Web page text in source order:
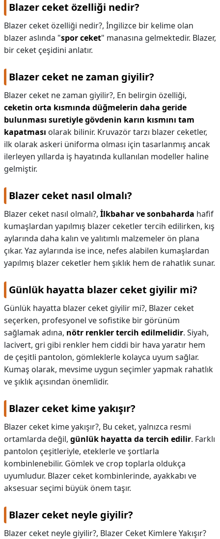
Blazer ceket özelliği nedir?
Blazer ceket özelliği nedir?, İngilizce bir kelime olan
blazer aslında "spor ceket" manasına gelmektedir. Blazer,
bir ceket çeşidini anlatır.
Blazer ceket ne zaman giyilir?
Blazer ceket ne zaman giyilir?, En belirgin özelliği,
ceketin orta kısmında düğmelerin daha geride
bulunması suretiyle gövdenin karın kısmını tam
kapatması olarak bilinir. Kruvazör tarzı blazer ceketler,
ilk olarak askeri üniforma olması için tasarlanmış ancak
ilerleyen yıllarda iş hayatında kullanılan modeller haline
gelmiştir.
Blazer ceket nasıl olmalı?
Blazer ceket nasıl olmalı?, İlkbahar ve sonbaharda hafif
kumaşlardan yapılmış blazer ceketler tercih edilirken, kış
aylarında daha kalın ve yalıtımlı malzemeler ön plana
çıkar. Yaz aylarında ise ince, nefes alabilen kumaşlardan
yapılmış blazer ceketler hem şıklık hem de rahatlık sunar.
Günlük hayatta blazer ceket giyilir mi?
Günlük hayatta blazer ceket giyilir mi?, Blazer ceket
seçerken, profesyonel ve sofistike bir görünüm
sağlamak adına, nötr renkler tercih edilmelidir. Siyah,
lacivert, gri gibi renkler hem ciddi bir hava yaratır hem
de çeşitli pantolon, gömleklerle kolayca uyum sağlar.
Kumaş olarak, mevsime uygun seçimler yapmak rahatlık
ve şıklık açısından önemlidir.
Blazer ceket kime yakışır?
Blazer ceket kime yakışır?, Bu ceket, yalnızca resmi
ortamlarda değil, günlük hayatta da tercih edilir. Farklı
pantolon çeşitleriyle, eteklerle ve şortlarla
kombinlenebilir. Gömlek ve crop toplarla oldukça
uyumludur. Blazer ceket kombinlerinde, ayakkabı ve
aksesuar seçimi büyük önem taşır.
Blazer ceket neyle giyilir?
Blazer ceket neyle giyilir?, Blazer Ceket Kimlere Yakışır?